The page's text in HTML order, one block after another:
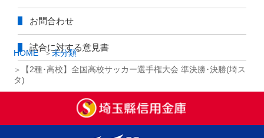
HOME
未分類
【2種･高校】全国高校サッカー選手権大会 準決勝･決勝(埼ス
タ)
お問合わせ
試合に対する意見書